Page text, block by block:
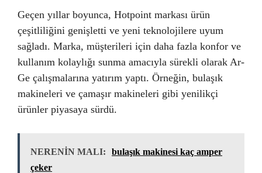
Geçen yıllar boyunca, Hotpoint markası ürün
çeşitliliğini genişletti ve yeni teknolojilere uyum
sağladı. Marka, müşterileri için daha fazla konfor ve
kullanım kolaylığı sunma amacıyla sürekli olarak Ar-
Ge çalışmalarına yatırım yaptı. Örneğin, bulaşık
makineleri ve çamaşır makineleri gibi yenilikçi
ürünler piyasaya sürdü.
NERENİN MALI:
bulaşık makinesi kaç amper
çeker